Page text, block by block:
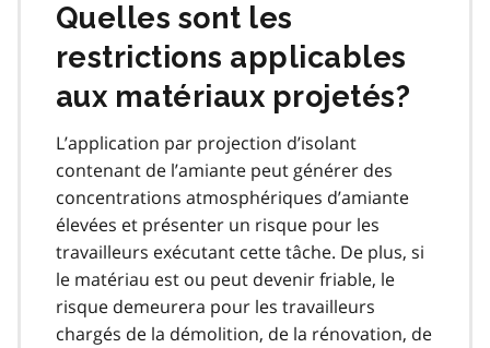
Quelles sont les
restrictions applicables
aux matériaux projetés?
L’application par projection d’isolant
contenant de l’amiante peut générer des
concentrations atmosphériques d’amiante
élevées et présenter un risque pour les
travailleurs exécutant cette tâche. De plus, si
le matériau est ou peut devenir friable, le
risque demeurera pour les travailleurs
chargés de la démolition, de la rénovation, de